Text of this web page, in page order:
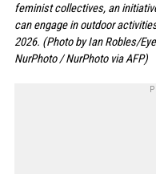
feminist collectives, an
can engage in outdoor
2026. (Photo by Ian Robles/
NurPhoto / NurPhoto via AFP)